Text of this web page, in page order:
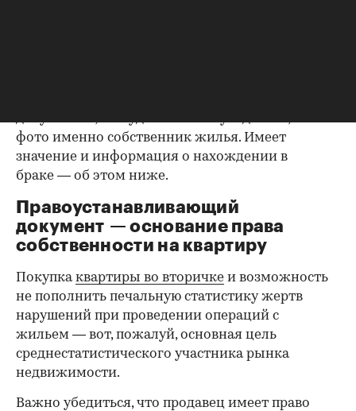
00:00 / 00:00
фото именно собственник жилья. Имеет
значение и информация о нахождении в
браке — об этом ниже.
Правоустанавливающий
документ — основание права
собственности на квартиру
Покупкаквартиры во вторичке и возможность
не пополнить печальную статистику жертв
нарушений при проведении операций с
жильем — вот, пожалуй, основная цель
среднестатистического участника рынка
недвижимости.
Важно убедиться, что продавец имеет право